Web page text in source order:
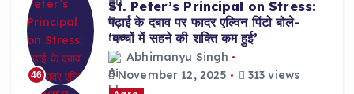
46
St. Peter’s Principal on Stress:
पढ़ाई के दबाव पर फादर एल्विन पिंटो बोले-
‘बच्चों में सहने की शक्ति कम हुई’
Abhimanyu Singh
November 12, 2025
313 views